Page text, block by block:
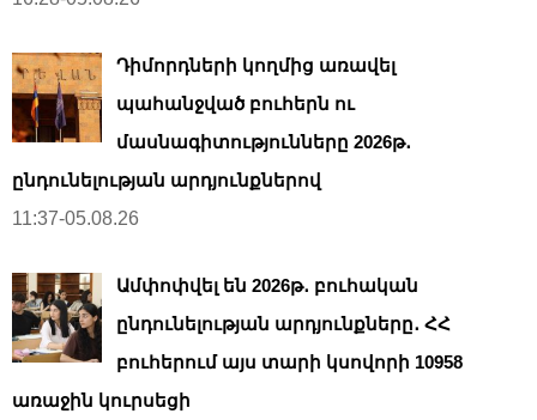
Դիմորդների կողմից առավել
պահանջված բուհերն ու
մասնագիտությունները 2026թ․
ընդունելության արդյունքներով
11:37-05.08.26
Ամփոփվել են 2026թ․ բուհական
ընդունելության արդյունքները․ ՀՀ
բուհերում այս տարի կսովորի 10958
առաջին կուրսեցի